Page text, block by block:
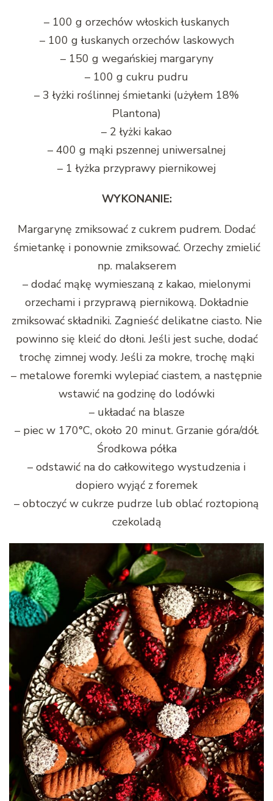
– 100 g orzechów włoskich łuskanych
– 100 g łuskanych orzechów laskowych
– 150 g wegańskiej margaryny
– 100 g cukru pudru
– 3 łyżki roślinnej śmietanki (użyłem 18%
Plantona)
– 2 łyżki kakao
– 400 g mąki pszennej uniwersalnej
– 1 łyżka przyprawy piernikowej
WYKONANIE:
Margarynę zmiksować z cukrem pudrem. Dodać
śmietankę i ponownie zmiksować. Orzechy zmielić
np. malakserem
– dodać mąkę wymieszaną z kakao, mielonymi
orzechami i przyprawą piernikową. Dokładnie
zmiksować składniki. Zagnieść delikatne ciasto. Nie
powinno się kleić do dłoni. Jeśli jest suche, dodać
trochę zimnej wody. Jeśli za mokre, trochę mąki
– metalowe foremki wylepiać ciastem, a następnie
wstawić na godzinę do lodówki
– układać na blasze
– piec w 170°C, około 20 minut. Grzanie góra/dół.
Środkowa półka
– odstawić na do całkowitego wystudzenia i
dopiero wyjąć z foremek
– obtoczyć w cukrze pudrze lub oblać roztopioną
czekoladą